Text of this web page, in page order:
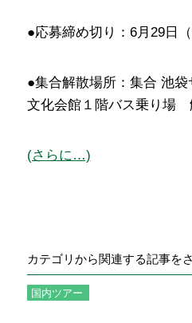
●応募締め切り：6月29日（
●集合解散場所：集合 池
文化会館１階バス乗り場
(さらに…)
カテゴリから関連する記事を
国内ツアー